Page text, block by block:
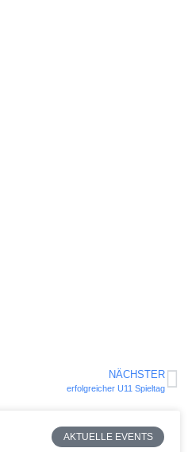
NÄCHSTER
erfolgreicher U11 Spieltag
AKTUELLE EVENTS